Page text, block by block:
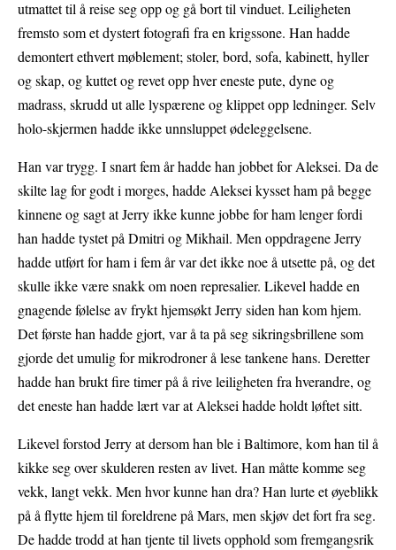
utmattet til å reise seg opp og gå bort til vinduet. Leiligheten
fremsto som et dystert fotografi fra en krigssone. Han hadde
demontert ethvert møblement; stoler, bord, sofa, kabinett, hyller
og skap, og kuttet og revet opp hver eneste pute, dyne og
madrass, skrudd ut alle lyspærene og klippet opp ledninger. Selv
holo-skjermen hadde ikke unnsluppet ødeleggelsene.
Han var trygg. I snart fem år hadde han jobbet for Aleksei. Da de
skilte lag for godt i morges, hadde Aleksei kysset ham på begge
kinnene og sagt at Jerry ikke kunne jobbe for ham lenger fordi
han hadde tystet på Dmitri og Mikhail. Men oppdragene Jerry
hadde utført for ham i fem år var det ikke noe å utsette på, og det
skulle ikke være snakk om noen represalier. Likevel hadde en
gnagende følelse av frykt hjemsøkt Jerry siden han kom hjem.
Det første han hadde gjort, var å ta på seg sikringsbrillene som
gjorde det umulig for mikrodroner å lese tankene hans. Deretter
hadde han brukt fire timer på å rive leiligheten fra hverandre, og
det eneste han hadde lært var at Aleksei hadde holdt løftet sitt.
Likevel forstod Jerry at dersom han ble i Baltimore, kom han til å
kikke seg over skulderen resten av livet. Han måtte komme seg
vekk, langt vekk. Men hvor kunne han dra?Han lurte et øyeblikk
på å flytte hjem til foreldrene på Mars, men skjøv det fort fra seg.
De hadde trodd at han tjente til livets opphold som fremgangsrik